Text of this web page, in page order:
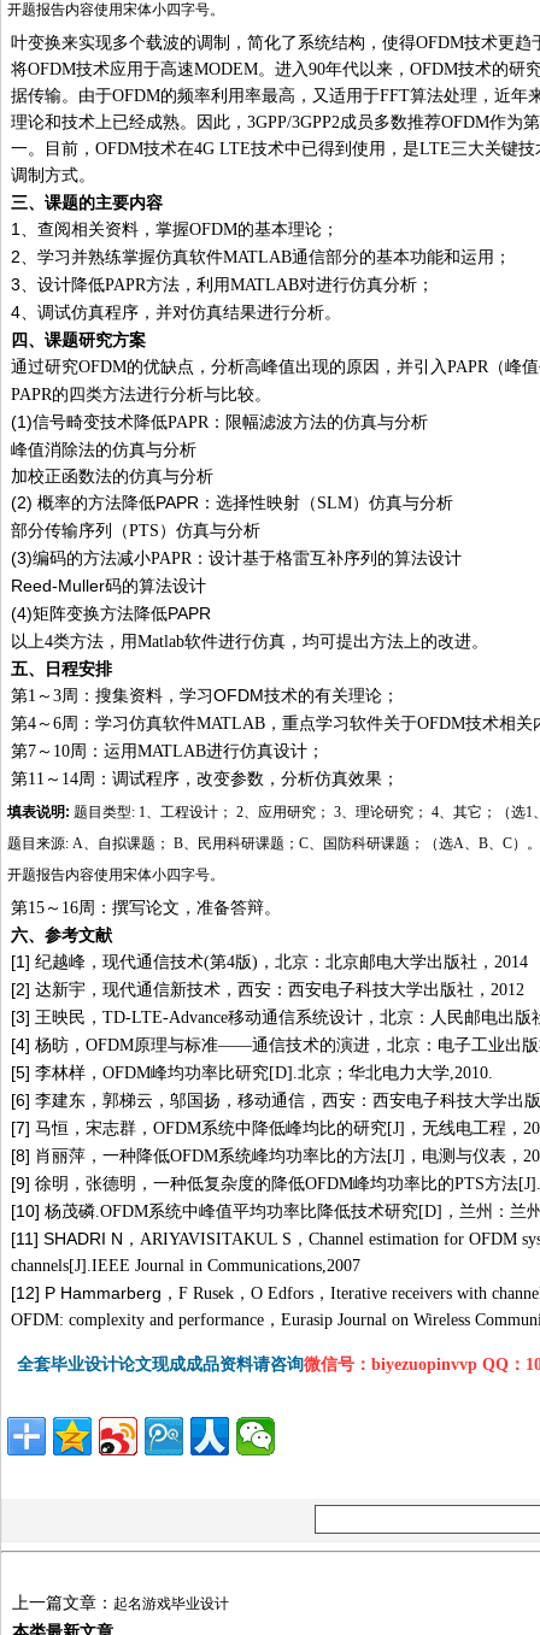
开题报告内容使用宋体小四字号。
叶变换来实现多个载波的调制，简化了系统结构，使得OFDM技术更趋
将OFDM技术应用于高速MODEM。进入90年代以来， OFDM技术的研
据传输。由于OFDM的频率利用率最高，又适用于FFT算法处理，近年
理论和技术上已经成熟。因此， 3GPP/3GPP2成员多数推荐OFDM作为
一。目前， OFDM技术在4G LTE技术中已得到使用，是LTE三大关键技
调制方式。
三、 课题的主要内容
1、查阅相关资料，掌握OFDM的基本理论；
2、学习并熟练掌握仿真软件MATLAB通信部分的基本功能和运用；
3、设计降低PAPR方法，利用MATLAB对进行仿真分析；
4、调试仿真程序，并对仿真结果进行分析。
四、课题研究方案
通过研究OFDM的优缺点，分析高峰值出现的原因，并引入PAPR（峰
PAPR的四类方法进行分析与比较。
(1)信号畸变技术降低PAPR：限幅滤波方法的仿真与分析
峰值消除法的仿真与分析
加校正函数法的仿真与分析
(2) 概率的方法降低PAPR： 选择性映射（ SLM） 仿真与分析
部分传输序列（PTS ） 仿真与分析
(3)编码的方法减小PAPR：设计基于格雷互补序列的算法设计
Reed-Muller码的算法设计
(4)矩阵变换方法降低PAPR
以上4类方法，用Matlab软件进行仿真，均可提出方法上的改进。
五、日程安排
第1 ～ 3周：搜集资料，学习 OFDM技术的有关理论；
第4～ 6周：学习仿真软件MATLAB，重点学习软件关于OFDM技术相关
第7～ 10周：运用MATLAB进行仿真设计；
第11 ～ 14周：调试程序，改变参数，分析仿真效果；
填表说明 : 题目类型: 1、工程设计； 2、应用研究； 3、理论研究； 4、其它；（选1
题目来源: A、自拟课题； B、民用科研课题； C、国防科研课题；（选A、 B、 C）。
开题报告内容使用宋体小四字号。
第15～ 16周：撰写论文，准备答辩。
六、参考文献
[1] 纪越峰，现代通信技术(第4版) ，北京：北京邮电大学出版社， 2014
[2] 达新宇，现代通信新技术，西安：西安电子科技大学出版社， 2012
[3] 王映民， TD-LTE-Advance移动通信系统设计，北京：人民邮电出版
[4] 杨昉， OFDM原理与标准——通信技术的演进，北京：电子工业出
[5] 李林样， OFDM峰均功率比研究[D].北京；华北电力大学,2010.
[6] 李建东，郭梯云，邬国扬，移动通信，西安：西安电子科技大学出
[7] 马恒，宋志群， OFDM系统中降低峰均比的研究[J] ，无线电工程，
[8] 肖丽萍，一种降低OFDM系统峰均功率比的方法[J] ，电测与仪表，
[9] 徐明，张德明，一种低复杂度的降低OFDM峰均功率比的PTS方法[J].
[10] 杨茂磷.OFDM系统中峰值平均功率比降低技术研究[D] ，兰州：兰
[11] SHADRI N ， ARIYAVISITAKUL S ， Channel estimation for OFDM
channels[J].IEEE Journal in Communications,2007
[12] P Hammarberg ， F Rusek， O Edfors， Iterative receivers with
OFDM: complexity and performance， Eurasip Journal on Wireless
全套毕业设计论文现成成品资料请咨询微信号：biyezuopinvvp QQ
上一篇文章： 起名游戏毕业设计